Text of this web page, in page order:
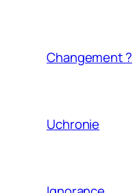
Changement ?
Uchronie